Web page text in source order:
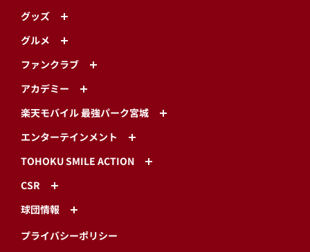
グッズ
グルメ
ファンクラブ
アカデミー
楽天モバイル 最強パーク宮城
エンターテインメント
TOHOKU SMILE ACTION
CSR
球団情報
プライバシーポリシー